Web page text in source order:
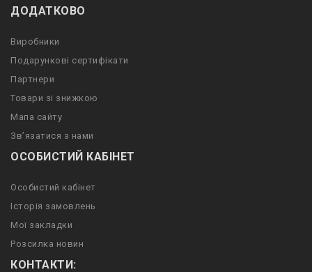
ДОДАТКОВО
Виробники
Подарункові сертифікати
Партнери
Товари зі знижкою
Мапа сайту
Зв’язатися з нами
ОСОБИСТИЙ КАБІНЕТ
Особистий кабінет
Історія замовлень
Мої закладки
Розсилка новин
КОНТАКТИ: